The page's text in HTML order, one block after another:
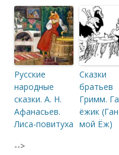
Русские
народные
сказки. А. Н.
Афанасьев.
Лиса-повитуха
Сказки
братьев
Гримм.
ёжик
мой Ёж)
-->